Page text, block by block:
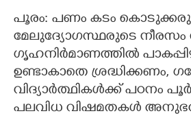
പൂരം: പണം കടം
മേലുദ്യോഗസ്ഥരുടെ നീരസം
ഗൃഹനിർമാണത്തിൽ
ഉണ്ടാകാതെ ശ്രദ്ധിക്കണം,
വിദ്യാർത്ഥികൾക്ക് പഠനം
പലവിധ വിഷമതകൾ